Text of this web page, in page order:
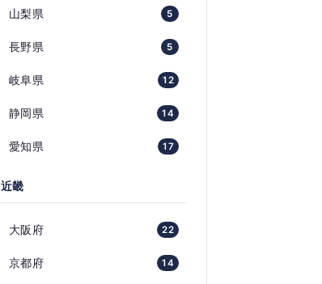
山梨県 5
長野県 5
岐阜県 12
静岡県 14
愛知県 17
近畿
大阪府 22
京都府 14